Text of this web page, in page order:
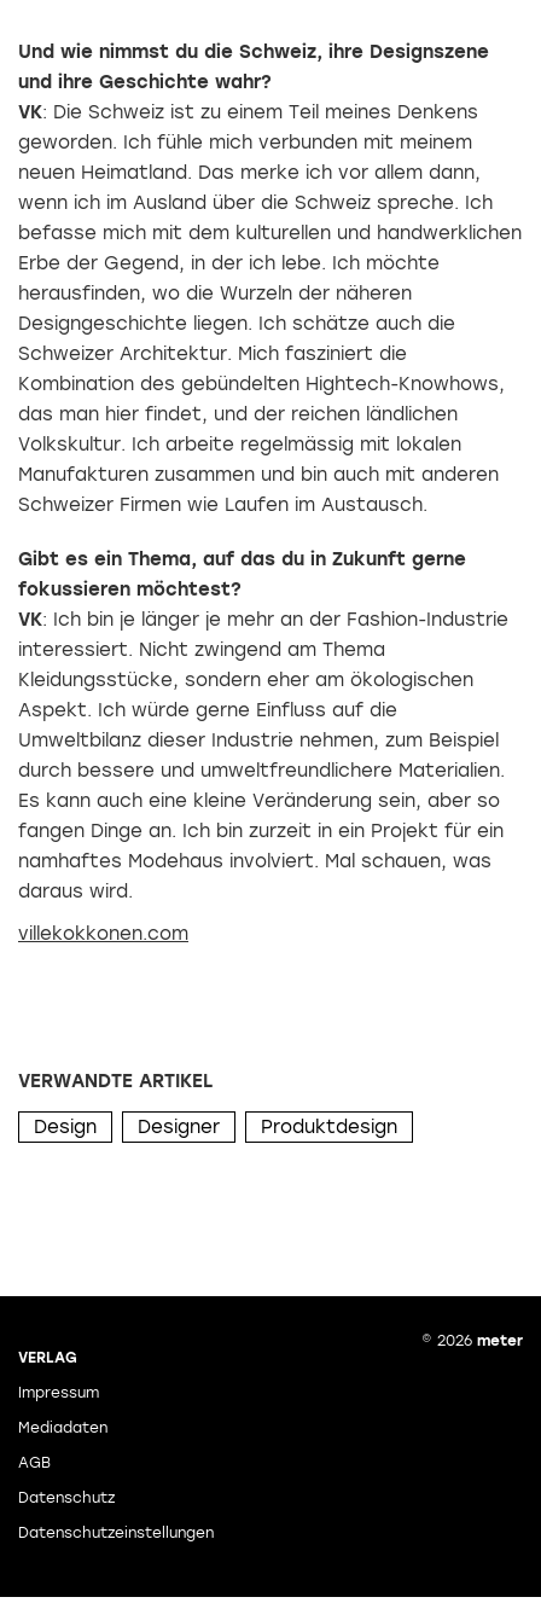
Und wie nimmst du die Schweiz, ihre Designszene
und ihre Geschichte wahr?
VK: Die Schweiz ist zu einem Teil meines Denkens
geworden. Ich fühle mich verbunden mit meinem
neuen Heimatland. Das merke ich vor allem dann,
wenn ich im Ausland über die Schweiz spreche. Ich
befasse mich mit dem kulturellen und handwerklichen
Erbe der Gegend, in der ich lebe. Ich möchte
herausfinden, wo die Wurzeln der näheren
Designgeschichte liegen. Ich schätze auch die
Schweizer Architektur. Mich fasziniert die
Kombination des gebündelten Hightech-Knowhows,
das man hier findet, und der reichen ländlichen
Volkskultur. Ich arbeite regelmässig mit lokalen
Manufakturen zusammen und bin auch mit anderen
Schweizer Firmen wie Laufen im Austausch.
Gibt es ein Thema, auf das du in Zukunft gerne
fokussieren möchtest?
VK: Ich bin je länger je mehr an der Fashion-Industrie
interessiert. Nicht zwingend am Thema
Kleidungsstücke, sondern eher am ökologischen
Aspekt. Ich würde gerne Einfluss auf die
Umweltbilanz dieser Industrie nehmen, zum Beispiel
durch bessere und umweltfreundlichere Materialien.
Es kann auch eine kleine Veränderung sein, aber so
fangen Dinge an. Ich bin zurzeit in ein Projekt für ein
namhaftes Modehaus involviert. Mal schauen, was
daraus wird.
villekokkonen.com
VERWANDTE ARTIKEL
Design Designer Produktdesign
VERLAG
Impressum
Mediadaten
AGB
Datenschutz
Datenschutzeinstellungen
© 2026 meter